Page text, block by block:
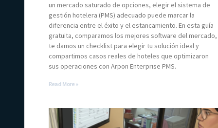
un mercado saturado de opciones, elegir el sistema de
gestión hotelera (PMS) adecuado puede marcar la
diferencia entre el éxito y el estancamiento. En esta guía
gratuita, comparamos los mejores software del mercado,
te damos un checklist para elegir tu solución ideal y
compartimos casos reales de hoteles que optimizaron
sus operaciones con Arpon Enterprise PMS.
Read More »